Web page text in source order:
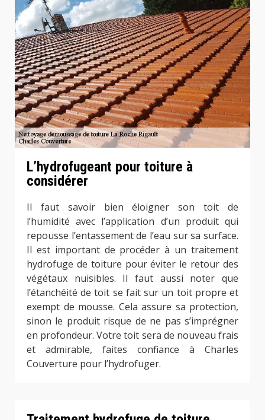
L’hydrofugeant pour toiture à
considérer
Il faut savoir bien éloigner son toit de
l’humidité avec l’application d’un produit qui
repousse l’entassement de l’eau sur sa surface.
Il est important de procéder à un traitement
hydrofuge de toiture pour éviter le retour des
végétaux nuisibles. Il faut aussi noter que
l’étanchéité de toit se fait sur un toit propre et
exempt de mousse. Cela assure sa protection,
sinon le produit risque de ne pas s’imprégner
en profondeur. Votre toit sera de nouveau frais
et admirable, faites confiance à Charles
Couverture pour l’hydrofuger.